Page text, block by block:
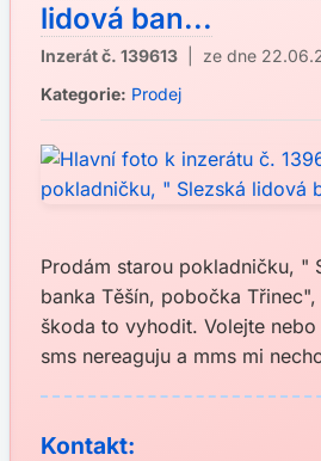
lidová ban...
Inzerát č. 139613 | ze dne
Kategorie: Prodej
Prodám starou pokladničku, "
banka Těšín, pobočka
škoda to vyhodit. Volejte
sms nereaguju a mms mi
Kontakt: